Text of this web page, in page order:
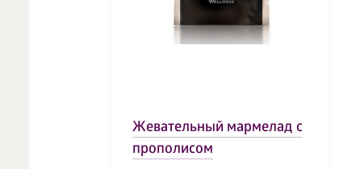
Жевательный мармелад с
прополисом